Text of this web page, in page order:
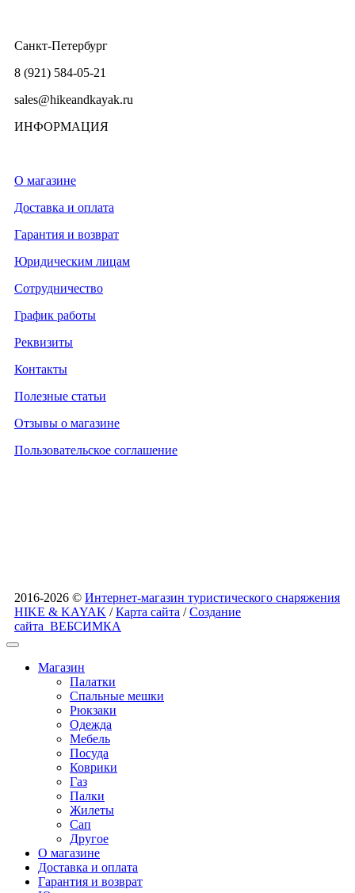
Санкт-Петербург
8 (921) 584-05-21
sales@hikeandkayak.ru
ИНФОРМАЦИЯ
О магазине
Доставка и оплата
Гарантия и возврат
Юридическим лицам
Сотрудничество
График работы
Реквизиты
Контакты
Полезные статьи
Отзывы о магазине
Пользовательское соглашение
2016-2026 © Интернет-магазин туристического снаряжения
HIKE & KAYAK /Карта сайта /Создание
сайта ВЕБСИМКА
Магазин
Палатки
Спальные мешки
Рюкзаки
Одежда
Мебель
Посуда
Коврики
Газ
Палки
Жилеты
Сап
Другое
О магазине
Доставка и оплата
Гарантия и возврат